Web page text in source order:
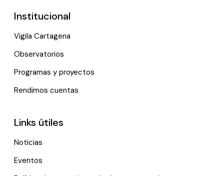
Institucional
Vigila Cartagena
Observatorios
Programas y proyectos
Rendimos cuentas
Links útiles
Noticias
Eventos